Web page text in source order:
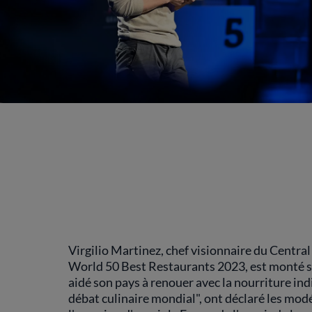
Virgilio Martinez, chef visionnaire du
World 50 Best Restaurants 2023, est monté
aidé son pays à renouer avec la nourriture
débat culinaire mondial", ont déclaré les